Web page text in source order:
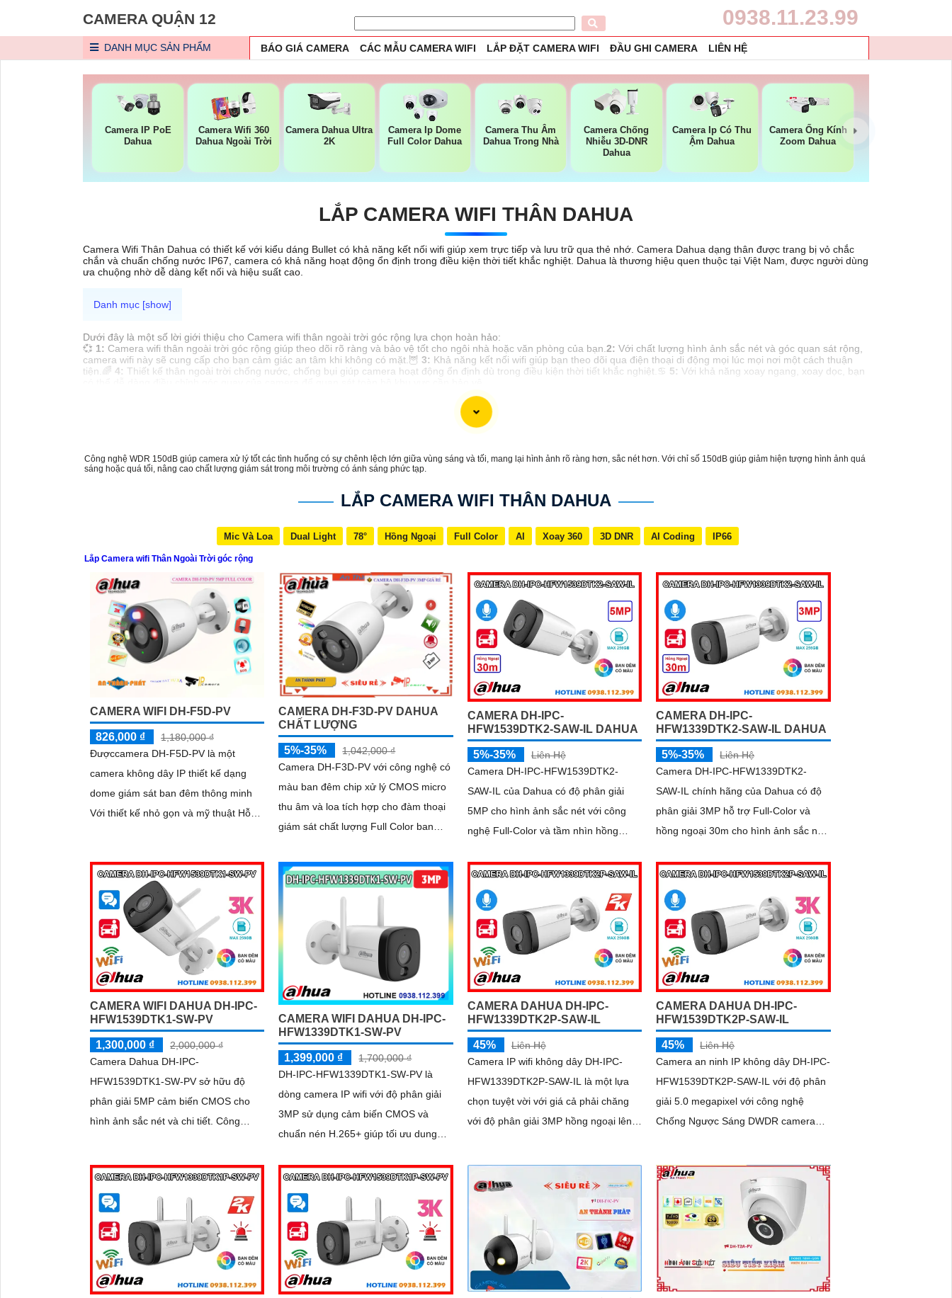
CAMERA QUẬN 12 0938.11.23.99
DANH MỤC SẢN PHẨM BÁO GIÁ CAMERA CÁC MẪU CAMERA WIFI LẮP ĐẶT CAMERA WIFI ĐẦU GHI CAMERA LIÊN HỆ
Camera IP PoE
Dahua
Camera Wifi 360
Dahua Ngoài Trời
Camera Dahua Ultra
2K
Camera Ip Dome
Full Color Dahua
Camera Thu Âm
Dahua Trong Nhà
Camera Chống
Nhiễu 3D-DNR
Dahua
Camera Ip Có Thu
Ậm Dahua
Camera Ống Kính
Zoom Dahua
LẮP CAMERA WIFI THÂN DAHUA
Camera Wifi Thân Dahua có thiết kế với kiểu dáng Bullet có khả năng kết nối wifi giúp xem trực tiếp và lưu trữ qua thẻ nhớ. Camera Dahua dạng thân được trang bị vỏ chắc
chắn và chuẩn chống nước IP67, camera có khả năng hoạt động ổn định trong điều kiện thời tiết khắc nghiệt. Dahua là thương hiệu quen thuộc tại Việt Nam, được người dùng
ưa chuộng nhờ dễ dàng kết nối và hiệu suất cao.
Dưới đây là một số lời giới thiệu cho Camera wifi thân ngoài trời góc rộng lựa chọn hoàn hảo:
💞 1: Camera wifi thân ngoài trời góc rộng giúp theo dõi rõ ràng và bảo vệ tốt cho ngôi nhà hoặc văn phòng của bạn. 2: Với chất lượng hình ảnh sắc nét và góc quan sát rộng,
camera wifi này sẽ cung cấp cho bạn cảm giác an tâm khi không có mặt.🦉 3: Khả năng kết nối wifi giúp bạn theo dõi qua điện thoại di động mọi lúc mọi nơi một cách thuận
tiện.🌈 4: Thiết kế thân ngoài trời chống nước, chống bụi giúp camera hoạt động ổn định dù trong điều kiện thời tiết khắc nghiệt.♋ 5: Với khả năng xoay ngang, xoay dọc, bạn
Hy vọng những thông tin trên sẽ giúp bạn chọn lựa được Camera wifi thân ngoài trời góc rộng phù hợp cho nhu cầu của bạn!
Công nghệ WDR 150dB giúp camera xử lý tốt các tình huống có sự chênh lệch lớn giữa vùng sáng và tối, mang lại hình ảnh rõ ràng hơn, sắc nét hơn. Với chỉ số 150dB giúp giảm hiện tượng hình ảnh quá
sáng hoặc quá tối, nâng cao chất lượng giám sát trong môi trường có ánh sáng phức tạp.
LẮP CAMERA WIFI THÂN DAHUA
Mic Và Loa Dual Light 78° Hồng Ngoại Full Color AI Xoay 360 3D DNR AI Coding IP66
Lắp Camera wifi Thân Ngoài Trời góc rộng
CAMERA WIFI DH-F5D-PV
826,000 ₫
1,180,000 ₫
Đượccamera DH-F5D-PV là một
camera không dây IP thiết kế dạng
dome giám sát ban đêm thông minh
Với thiết kế nhỏ gọn và mỹ thuật Hỗ
camera thích hợp cho nhiều loại công
trình
CAMERA DH-F3D-PV DAHUA
CHẤT LƯỢNG
5%-35%
1,042,000 ₫
Camera DH-F3D-PV với công nghệ có
màu ban đêm chip xử lý CMOS micro
thu âm và loa tích hợp cho đàm thoại
giám sát chất lượng Full Color ban
khe cắm thẻ nhớ Micro SD 256GB
công nghệ IP Wifi kết nối dễ dàng
CAMERA DH-IPC-
HFW1539DTK2-SAW-IL DAHUA
5%-35%
Liên Hệ
Camera DH-IPC-HFW1539DTK2-
SAW-IL của Dahua có độ phân giải
5MP cho hình ảnh sắc nét với công
nghệ Full-Color và tầm nhìn hồng
cảnh báo và AI thông minh, giúp phát
hiện chính xác con người và phương
tiện
CAMERA DH-IPC-
HFW1339DTK2-SAW-IL DAHUA
5%-35%
Liên Hệ
Camera DH-IPC-HFW1339DTK2-
SAW-IL chính hãng của Dahua có độ
phân giải 3MP hỗ trợ Full-Color và
hồng ngoại 30m cho hình ảnh sắc nét
micro ghi âm loa cảnh báo và công
nghệ AI giúp phát hiện con người,
phương tiện chính xác
CAMERA WIFI DAHUA DH-IPC-
HFW1539DTK1-SW-PV
1,300,000 ₫
2,000,000 ₫
Camera Dahua DH-IPC-
HFW1539DTK1-SW-PV sở hữu độ
phân giải 5MP cảm biến CMOS cho
hình ảnh sắc nét và chi tiết. Công
CAMERA WIFI DAHUA DH-IPC-
HFW1339DTK1-SW-PV
1,399,000 ₫
1,700,000 ₫
DH-IPC-HFW1339DTK1-SW-PV là
dòng camera IP wifi với độ phân giải
3MP sử dụng cảm biến CMOS và
chuẩn nén H.265+ giúp tối ưu dung
CAMERA DAHUA DH-IPC-
HFW1339DTK2P-SAW-IL
45%
Liên Hệ
Camera IP wifi không dây DH-IPC-
HFW1339DTK2P-SAW-IL là một lựa
chọn tuyệt vời với giá cả phải chăng
với độ phân giải 3MP hồng ngoại lên
âm camera để giám sát và bảo vệ tài
sản của mình giá rẻ phù hợp cho mọi
gia đình.
CAMERA DAHUA DH-IPC-
HFW1539DTK2P-SAW-IL
45%
Liên Hệ
Camera an ninh IP không dây DH-IPC-
HFW1539DTK2P-SAW-IL với độ phân
giải 5.0 megapixel với công nghệ
Chống Ngược Sáng DWDR camera
cách xa lên đến 30m hình ảnh siêu nét